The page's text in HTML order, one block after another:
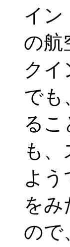
イン
の航
クイ
でも
るこ
も
よ
をみ
ので